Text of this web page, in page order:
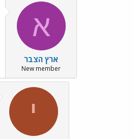
א
ארץ הצבר
New member
י